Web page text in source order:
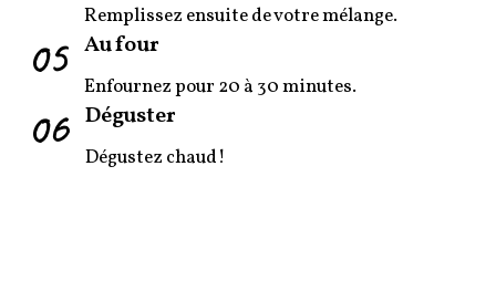
Remplissez ensuite de votre mélange.
05 Au four
Enfournez pour 20 à 30 minutes.
06 Déguster
Dégustez chaud!